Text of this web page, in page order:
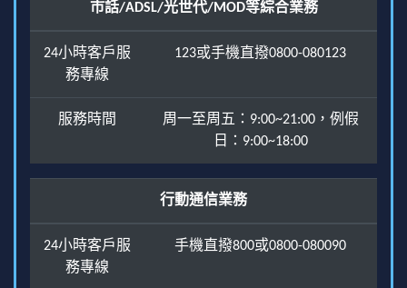
市話/ADSL/光世代/MOD等綜合業務
24小時客戶服
務專線
123或手機直撥0800-080123
服務時間
周一至周五：9:00~21:00，例假
日：9:00~18:00
行動通信業務
24小時客戶服
務專線
手機直撥800或0800-080090